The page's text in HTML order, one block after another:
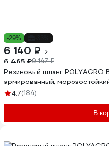
-29%
6 140 ₽
6 465 ₽9 147 ₽
Резиновый шланг POLYAGRO
армированный,
4.7(184)
В